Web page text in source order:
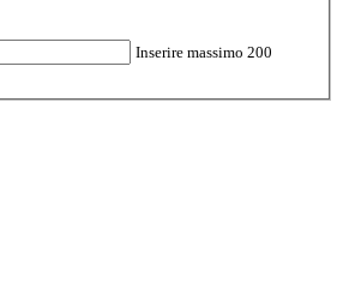
Inserire massimo 200